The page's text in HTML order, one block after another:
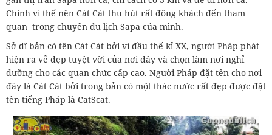
Chính vì thế nên Cát Cát thu hút rất đông khách đến tham
quan trong chuyến du lịch Sapa của mình.
Sở dĩ bản có tên Cát Cát bởi vì đầu thế kỉ XX, người Pháp phát
hiện ra vẻ đẹp tuyệt vời của nơi đây và chọn làm nơi nghỉ
dưỡng cho các quan chức cấp cao. Người Pháp đặt tên cho nơi
đây là Cát Cát bởi trong bản có một thác nước rất đẹp được đặt
tên tiếng Pháp là CatScat.